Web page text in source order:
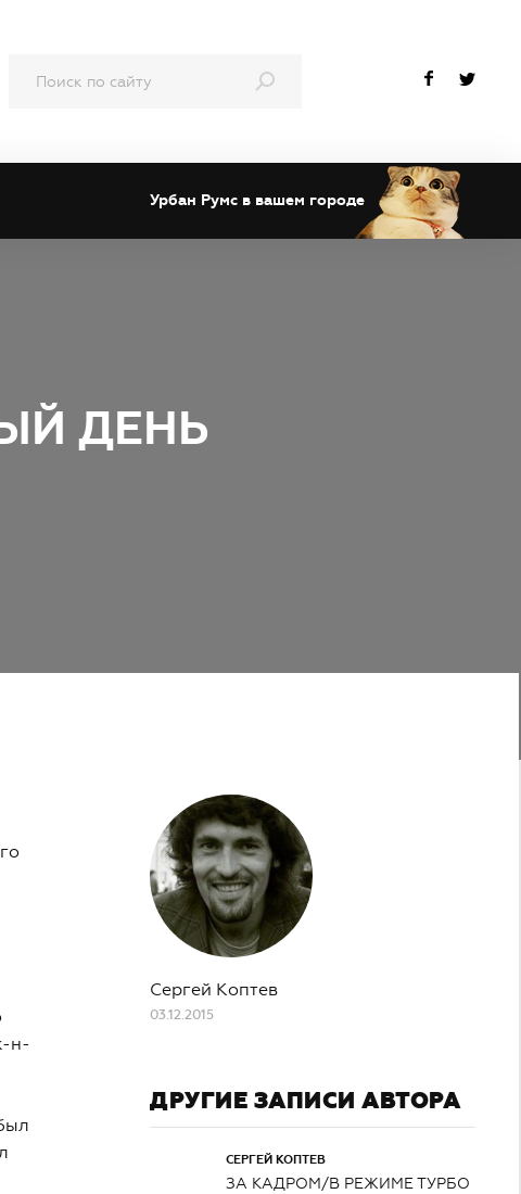
Урбан Румс в вашем городе
ДЕНЬ
Сергей Коптев
03.12.2015
ДРУГИЕ ЗАПИСИ АВТОРА
СЕРГЕЙ КОПТЕВ
ЗА КАДРОМ/В РЕЖИМЕ ТУРБО
н-